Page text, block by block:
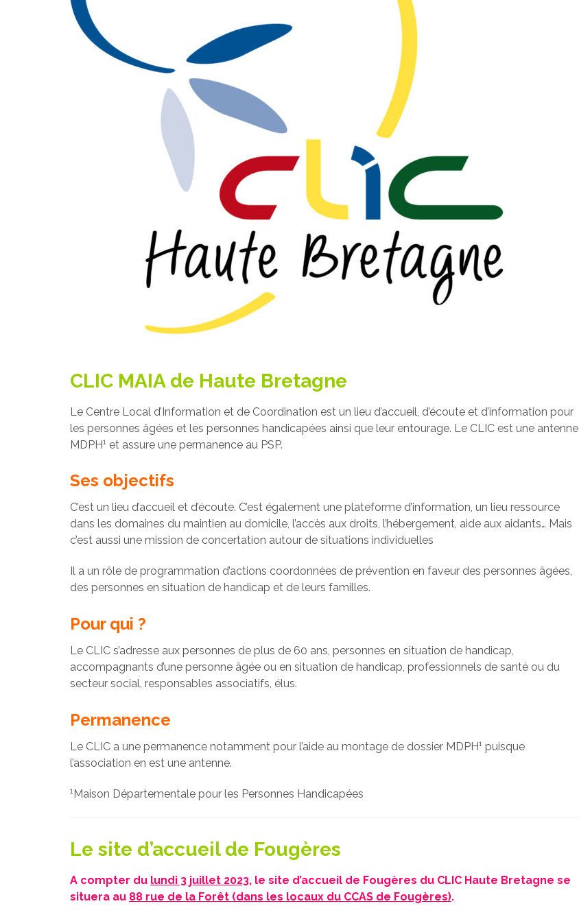
CLIC MAIA de Haute Bretagne
Le Centre Local d’Information et de Coordination est un lieu d’accueil, d’écoute et d’information pour
les personnes âgées et les personnes handicapées ainsi que leur entourage. Le CLIC est une antenne
MDPH1 et assure une permanence au PSP.
Ses objectifs
C’est un lieu d’accueil et d’écoute. C’est également une plateforme d’information, un lieu ressource
dans les domaines du maintien au domicile, l’accès aux droits, l’hébergement, aide aux aidants… Mais
c’est aussi une mission de concertation autour de situations individuelles
Il a un rôle de programmation d’actions coordonnées de prévention en faveur des personnes âgées,
des personnes en situation de handicap et de leurs familles.
Pour qui ?
Le CLIC s’adresse aux personnes de plus de 60 ans, personnes en situation de handicap,
accompagnants d’une personne âgée ou en situation de handicap, professionnels de santé ou du
secteur social, responsables associatifs, élus.
Permanence
Le CLIC a une permanence notamment pour l’aide au montage de dossier MDPH1 puisque
l’association en est une antenne.
1Maison Départementale pour les Personnes Handicapées
Le site d’accueil de Fougères
A compter du lundi 3 juillet 2023, le site d’accueil de Fougères du CLIC Haute Bretagne se
situera au 88 rue de la Forêt (dans les locaux du CCAS de Fougères).